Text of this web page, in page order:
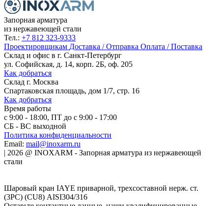
Запорная арматура
из нержавеющей стали
Тел.: +7 812 323-9333
Проектировщикам Доставка / Отправка Оплата / Поставка
Склад и офис в г. Санкт-Петербург
ул. Софийская, д. 14, корп. 2Б, оф. 205
Как добраться
Склад г. Москва
Спартаковская площадь, дом 1/7, стр. 16
Как добраться
Время работы
с 9:00 - 18:00, ПТ до с 9:00 - 17:00
СБ - ВС выходной
Политика конфиденциальности
Email: mail@inoxarm.ru
| 2026 @ INOXARM - Запорная арматура из нержавеющей
стали
Шаровый кран IAYE приварной, трехсоставной нерж. ст.
(3PC) (CU8) AISI304/316